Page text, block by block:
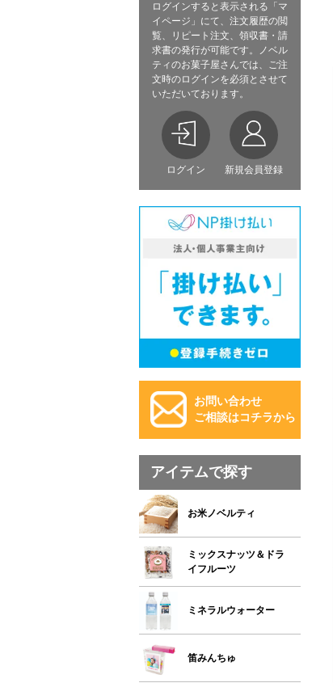
ログインすると表示される「マ
イページ」にて、注文履歴の閲
覧、リピート注文、領収書・請
求書の発行が可能です。ノベル
ティのお菓子屋さんでは、ご注
文時のログインを必須とさせて
いただいております。
ログイン 新規会員登録
お問い合わせ
ご相談はコチラから
アイテムで探す
お米ノベルティ
ミックスナッツ＆ドラ
イフルーツ
ミネラルウォーター
笛みんちゅ